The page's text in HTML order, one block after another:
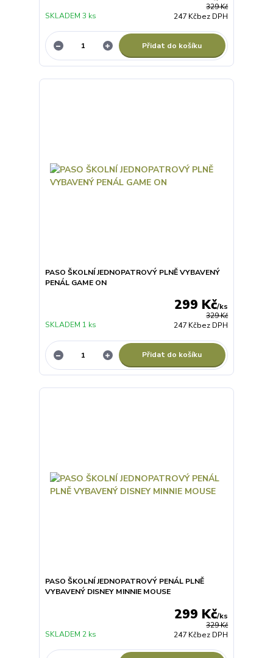
329 Kč
247 Kčbez DPH
SKLADEM 3 ks
Přidat do košíku
PASO ŠKOLNÍ JEDNOPATROVÝ PLNĚ VYBAVENÝ
PENÁL GAME ON
329 Kč
299 Kč/ks
247 Kčbez DPH
SKLADEM 1 ks
Přidat do košíku
PASO ŠKOLNÍ JEDNOPATROVÝ PENÁL PLNĚ
VYBAVENÝ DISNEY MINNIE MOUSE
329 Kč
299 Kč/ks
247 Kčbez DPH
SKLADEM 2 ks